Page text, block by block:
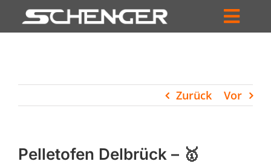
Inhalt
HÄNDLERSUCHE
Zurück Vor
Pelletofen Delbrück – 🥇